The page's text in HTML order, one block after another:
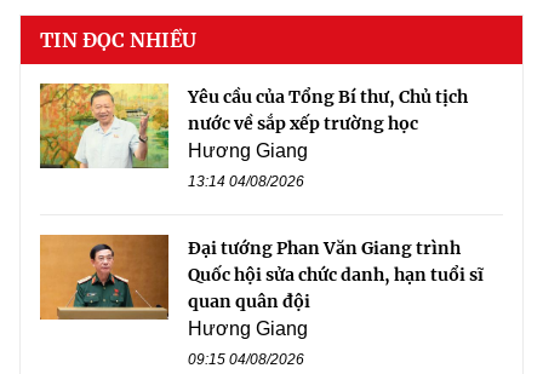
TIN ĐỌC NHIỀU
Yêu cầu của Tổng Bí thư, Chủ tịch
nước về sắp xếp trường học
Hương Giang
13:14 04/08/2026
Đại tướng Phan Văn Giang trình
Quốc hội sửa chức danh, hạn tuổi sĩ
quan quân đội
Hương Giang
09:15 04/08/2026